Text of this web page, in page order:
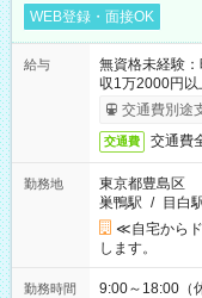
WEB登録・面接OK
給与
無資格未経験
収1万2000円以
交通費別途
交通費 交通費
勤務地
東京都豊島区
巣鴨駅 / 目白
≪自宅から
します。
勤務時間
9:00～18:00（休憩60分） ■ご希望が